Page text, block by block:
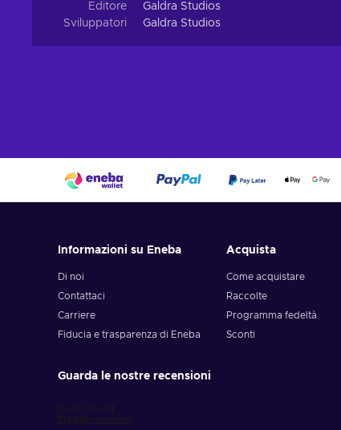
Editore
Galdra Studios
Sviluppatori
Galdra Studios
Informazioni su Eneba
Di noi
Contattaci
Carriere
Fiducia e trasparenza di Eneba
Acquista
Come acquistare
Raccolte
Programma fedeltà
Sconti
Guarda le nostre recensioni